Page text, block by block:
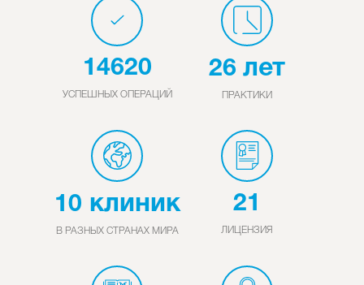
14620
УСПЕШНЫХ ОПЕРАЦИЙ
26 лет
ПРАКТИКИ
10 клиник
В РАЗНЫХ СТРАНАХ МИРА
21
ЛИЦЕНЗИЯ